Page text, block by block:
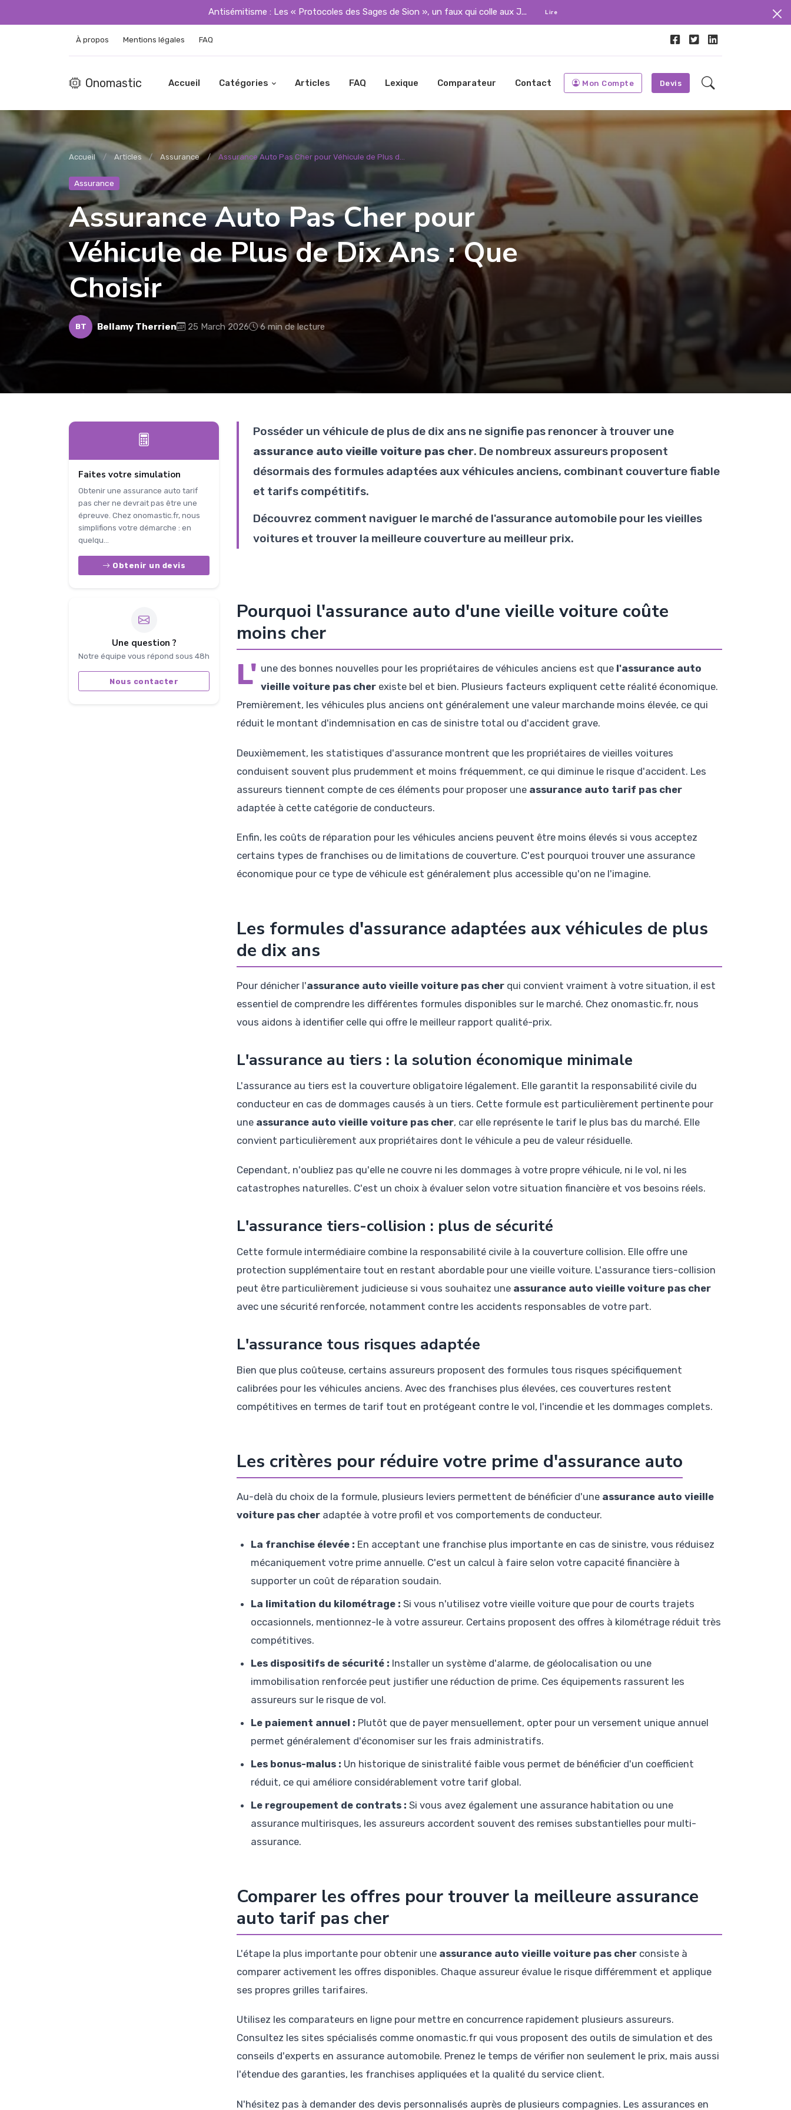
Antisémitisme : Les « Protocoles des Sages de Sion », un faux qui colle aux J... Lire
À propos Mentions légales FAQ
Onomastic Accueil Catégories Articles FAQ Lexique Comparateur Contact Mon Compte Devis
Accueil Articles Assurance Assurance Auto Pas Cher pour Véhicule de Plus d...
Assurance
Assurance Auto Pas Cher pour
Véhicule de Plus de Dix Ans : Que
Choisir
BT Bellamy Therrien 25 March 2026 6 min de lecture
Faites votre simulation
Obtenir une assurance auto tarif
pas cher ne devrait pas être une
épreuve. Chez onomastic.fr, nous
simplifions votre démarche : en
quelqu...
Obtenir un devis
Une question ?
Notre équipe vous répond sous 48h
Nous contacter
Posséder un véhicule de plus de dix ans ne signifie pas renoncer à trouver une
assurance auto vieille voiture pas cher. De nombreux assureurs proposent
désormais des formules adaptées aux véhicules anciens, combinant couverture fiable
et tarifs compétitifs.
Découvrez comment naviguer le marché de l'assurance automobile pour les vieilles
voitures et trouver la meilleure couverture au meilleur prix.
Pourquoi l'assurance auto d'une vieille voiture coûte
moins cher
L' une des bonnes nouvelles pour les propriétaires de véhicules anciens est que l'assurance auto
vieille voiture pas cher existe bel et bien. Plusieurs facteurs expliquent cette réalité économique.
Premièrement, les véhicules plus anciens ont généralement une valeur marchande moins élevée, ce qui
réduit le montant d'indemnisation en cas de sinistre total ou d'accident grave.
Deuxièmement, les statistiques d'assurance montrent que les propriétaires de vieilles voitures
conduisent souvent plus prudemment et moins fréquemment, ce qui diminue le risque d'accident. Les
assureurs tiennent compte de ces éléments pour proposer une assurance auto tarif pas cher
adaptée à cette catégorie de conducteurs.
Enfin, les coûts de réparation pour les véhicules anciens peuvent être moins élevés si vous acceptez
certains types de franchises ou de limitations de couverture. C'est pourquoi trouver une assurance
économique pour ce type de véhicule est généralement plus accessible qu'on ne l'imagine.
Les formules d'assurance adaptées aux véhicules de plus
de dix ans
Pour dénicher l'assurance auto vieille voiture pas cher qui convient vraiment à votre situation, il est
essentiel de comprendre les différentes formules disponibles sur le marché. Chez onomastic.fr, nous
vous aidons à identifier celle qui offre le meilleur rapport qualité-prix.
L'assurance au tiers : la solution économique minimale
L'assurance au tiers est la couverture obligatoire légalement. Elle garantit la responsabilité civile du
conducteur en cas de dommages causés à un tiers. Cette formule est particulièrement pertinente pour
une assurance auto vieille voiture pas cher, car elle représente le tarif le plus bas du marché. Elle
convient particulièrement aux propriétaires dont le véhicule a peu de valeur résiduelle.
Cependant, n'oubliez pas qu'elle ne couvre ni les dommages à votre propre véhicule, ni le vol, ni les
catastrophes naturelles. C'est un choix à évaluer selon votre situation financière et vos besoins réels.
L'assurance tiers-collision : plus de sécurité
Cette formule intermédiaire combine la responsabilité civile à la couverture collision. Elle offre une
protection supplémentaire tout en restant abordable pour une vieille voiture. L'assurance tiers-collision
peut être particulièrement judicieuse si vous souhaitez une assurance auto vieille voiture pas cher
avec une sécurité renforcée, notamment contre les accidents responsables de votre part.
L'assurance tous risques adaptée
Bien que plus coûteuse, certains assureurs proposent des formules tous risques spécifiquement
calibrées pour les véhicules anciens. Avec des franchises plus élevées, ces couvertures restent
compétitives en termes de tarif tout en protégeant contre le vol, l'incendie et les dommages complets.
Les critères pour réduire votre prime d'assurance auto
Au-delà du choix de la formule, plusieurs leviers permettent de bénéficier d'une assurance auto vieille
voiture pas cher adaptée à votre profil et vos comportements de conducteur.
La franchise élevée : En acceptant une franchise plus importante en cas de sinistre, vous réduisez
mécaniquement votre prime annuelle. C'est un calcul à faire selon votre capacité financière à
supporter un coût de réparation soudain.
La limitation du kilométrage : Si vous n'utilisez votre vieille voiture que pour de courts trajets
occasionnels, mentionnez-le à votre assureur. Certains proposent des offres à kilométrage réduit très
compétitives.
Les dispositifs de sécurité : Installer un système d'alarme, de géolocalisation ou une
immobilisation renforcée peut justifier une réduction de prime. Ces équipements rassurent les
assureurs sur le risque de vol.
Le paiement annuel : Plutôt que de payer mensuellement, opter pour un versement unique annuel
permet généralement d'économiser sur les frais administratifs.
Les bonus-malus : Un historique de sinistralité faible vous permet de bénéficier d'un coefficient
réduit, ce qui améliore considérablement votre tarif global.
Le regroupement de contrats : Si vous avez également une assurance habitation ou une
assurance multirisques, les assureurs accordent souvent des remises substantielles pour multi-
assurance.
Comparer les offres pour trouver la meilleure assurance
auto tarif pas cher
L'étape la plus importante pour obtenir une assurance auto vieille voiture pas cher consiste à
comparer activement les offres disponibles. Chaque assureur évalue le risque différemment et applique
ses propres grilles tarifaires.
Utilisez les comparateurs en ligne pour mettre en concurrence rapidement plusieurs assureurs.
Consultez les sites spécialisés comme onomastic.fr qui vous proposent des outils de simulation et des
conseils d'experts en assurance automobile. Prenez le temps de vérifier non seulement le prix, mais aussi
l'étendue des garanties, les franchises appliquées et la qualité du service client.
N'hésitez pas à demander des devis personnalisés auprès de plusieurs compagnies. Les assurances en